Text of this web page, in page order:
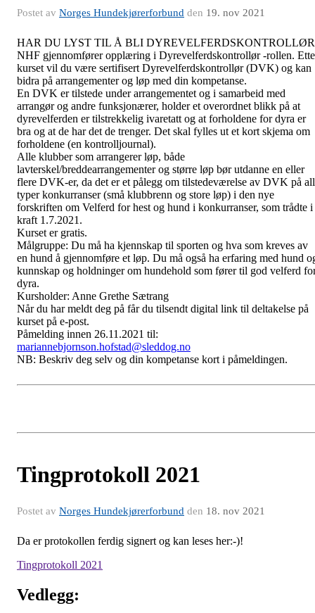
Postet av Norges Hundekjørerforbund den 19. nov 2021
HAR DU LYST TIL Å BLI
NHF gjennomfører opplæring i Dyrevelferdskontrollør -rollen.
kurset vil du være sertifisert Dyrevelferdskontrollør (DVK) og kan
bidra på arrangementer og løp med din kompetanse.
En DVK er tilstede under arrangementet og i samarbeid med
arrangør og andre funksjonærer, holder et overordnet blikk på at
dyrevelferden er tilstrekkelig ivaretatt og at forholdene for dyra er
bra og at de har det de trenger. Det skal fylles ut et kort skjema om
forholdene (en kontrolljournal).
Alle klubber som arrangerer løp, både
lavterskel/breddearrangementer og større løp bør utdanne en eller
flere DVK-er, da det er et pålegg om tilstedeværelse av DVK på
typer konkurranser (små klubbrenn og store løp) i den nye
forskriften om Velferd for hest og hund i konkurranser, som trådte i
kraft 1.7.2021.
Kurset er gratis.
Målgruppe: Du må ha kjennskap til sporten og hva som kreves av
en hund å gjennomføre et løp. Du må også ha erfaring med hund
kunnskap og holdninger om hundehold som fører til god velferd
dyra.
Kursholder: Anne Grethe Sætrang
Når du har meldt deg på får du tilsendt digital link til deltakelse på
kurset på e-post.
Påmelding innen 26.11.2021 til:
mariannebjornson.hofstad@sleddog.no
NB: Beskriv deg selv og din kompetanse kort i påmeldingen.
Tingprotokoll 2021
Postet av Norges Hundekjørerforbund den 18. nov 2021
Da er protokollen ferdig signert og kan leses her:-)!
Tingprotokoll 2021
Vedlegg: